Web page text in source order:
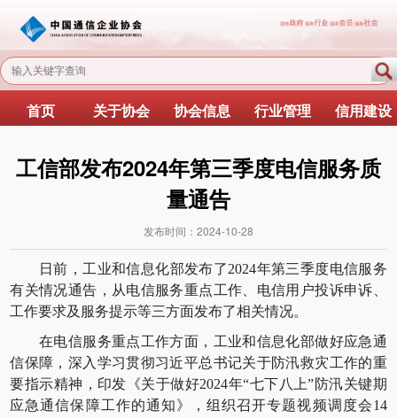
首页 关于协会 协会信息 行业管理 信用建设
工信部发布2024年第三季度电信服务质
量通告
发布时间： 2024-10-28
日前，工业和信息化部发布了2024年第三季度电信服务
有关情况通告，从电信服务重点工作、电信用户投诉申诉、
工作要求及服务提示等三方面发布了相关情况。
在电信服务重点工作方面，工业和信息化部做好应急通
信保障，深入学习贯彻习近平总书记关于防汛救灾工作的重
要指示精神，印发《关于做好2024年“七下八上”防汛关键期
应急通信保障工作的通知》，组织召开专题视频调度会14